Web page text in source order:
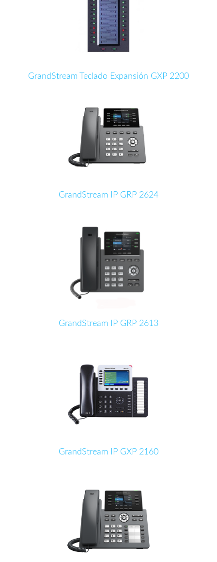
GrandStream Teclado Expansión GXP 2200
GrandStream IP GRP 2624
GrandStream IP GRP 2613
GrandStream IP GXP 2160